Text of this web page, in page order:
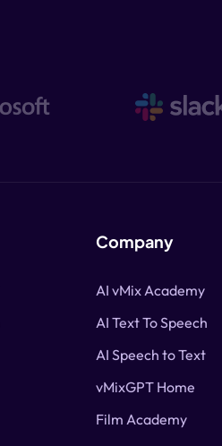
Company
AI vMix Academy
AI Text To Speech
AI Speech to Text
vMixGPT Home
Film Academy